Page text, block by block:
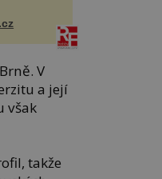
V
a její
však
takže